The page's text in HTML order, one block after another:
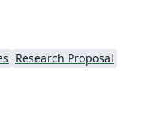
Research Proposal